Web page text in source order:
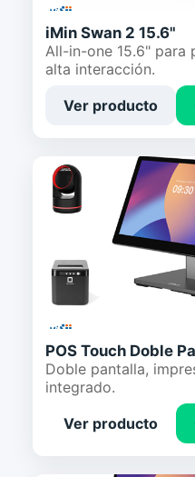
iMin Swan 2 15.6"
All-in-one 15.6" para
alta interacción.
Ver producto
POS Touch Doble
Doble pantalla,
integrado.
Ver producto